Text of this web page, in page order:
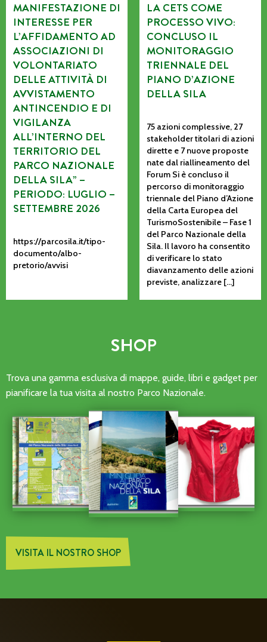
MANIFESTAZIONE DI
INTERESSE PER
L’AFFIDAMENTO AD
ASSOCIAZIONI DI
VOLONTARIATO
DELLE ATTIVITÀ DI
AVVISTAMENTO
ANTINCENDIO E DI
VIGILANZA
ALL’INTERNO DEL
TERRITORIO DEL
PARCO NAZIONALE
DELLA SILA” –
PERIODO: LUGLIO –
SETTEMBRE 2026
https://parcosila.it/tipo-
documento/albo-
pretorio/avvisi
LA CETS COME
PROCESSO VIVO:
CONCLUSO IL
MONITORAGGIO
TRIENNALE DEL
PIANO D’AZIONE
DELLA SILA
75 azioni complessive, 27
stakeholder titolari di azioni
dirette e 7 nuove proposte
nate dal riallineamento del
Forum Si è concluso il
percorso di monitoraggio
triennale del Piano d’Azione
della Carta Europea del
TurismoSostenibile – Fase 1
del Parco Nazionale della
Sila. Il lavoro ha consentito
di verificare lo stato
diavanzamento delle azioni
previste, analizzare […]
SHOP
Trova una gamma esclusiva di mappe, guide, libri e gadget per
pianificare la tua visita al nostro Parco Nazionale.
VISITA IL NOSTRO SHOP